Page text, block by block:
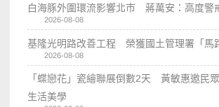
白海豚外圍環流影響北市 蔣萬安：高度警
2026-08-08
基隆光明路改善工程 榮獲國土管理署「馬
2026-08-08
「蝶戀花」瓷繪聯展倒數2天 黃敏惠邀民
生活美學